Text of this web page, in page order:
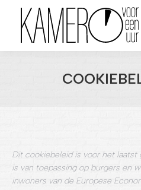
Dit cookiebeleid is voor het
is van toepassing op burgers en
inwoners van de Europese